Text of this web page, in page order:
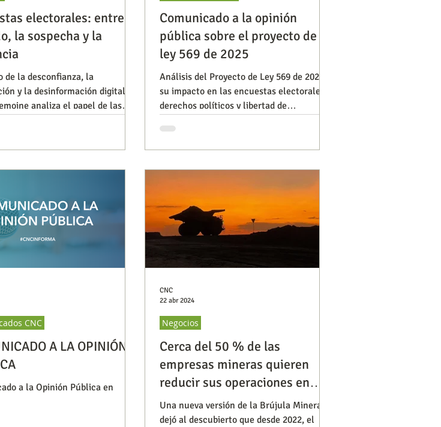
y competencia Diversidad Negocios
Prueba de producto Generadores de ideas
electorales: entre el
la sospecha y la
de la desconfianza, la
y la desinformación digital,
analiza el papel de las
su metodología, sus límites y
de preservar herramientas
Comunicado a la opinión
pública sobre el proyecto de
ley 569 de 2025
Análisis del Proyecto de Ley 569 de 2025 y
su impacto en las encuestas electorales,
derechos políticos y libertad de
A LA OPINIÓN
a la Opinión Pública en
CNC
Cerca del 50 % de las
empresas mineras quieren
reducir sus operaciones en
Colombia
Una nueva versión de la Brújula Minera
dejó al descubierto que desde 2022, el
Negocios
CNC
22 abr 2024